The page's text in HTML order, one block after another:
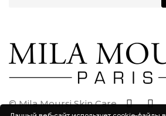
© Mila Moursi Skin Care